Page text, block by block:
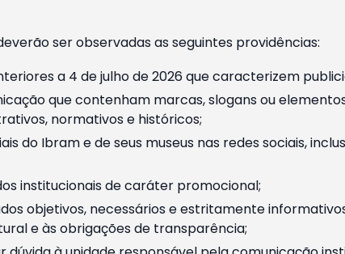
ser observadas as seguintes providências:
a 4 de julho de 2026 que caracterizem
que contenham marcas, slogans ou
normativos e históricos;
do Ibram e de seus museus nas redes sociais,
institucionais de caráter promocional;
objetivos, necessários e estritamente
e às obrigações de transparência;